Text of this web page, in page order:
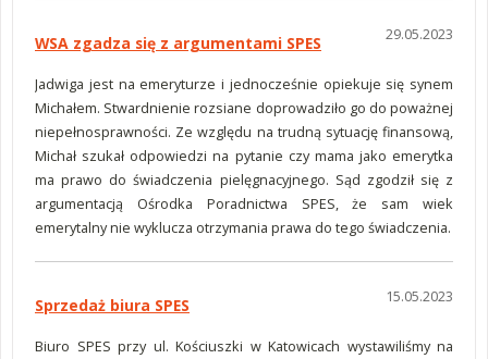
29.05.2023
WSA zgadza się z argumentami SPES
Jadwiga jest na emeryturze i jednocześnie opiekuje się synem
Michałem. Stwardnienie rozsiane doprowadziło go do poważnej
niepełnosprawności. Ze względu na trudną sytuację finansową,
Michał szukał odpowiedzi na pytanie czy mama jako emerytka
ma prawo do świadczenia pielęgnacyjnego. Sąd zgodził się z
argumentacją Ośrodka Poradnictwa SPES, że sam wiek
emerytalny nie wyklucza otrzymania prawa do tego świadczenia.
15.05.2023
Sprzedaż biura SPES
Biuro SPES przy ul. Kościuszki w Katowicach wystawiliśmy na